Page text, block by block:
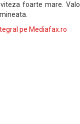
foarte mare.
pe Mediafax.ro